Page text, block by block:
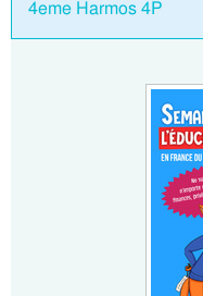
4eme Harmos 4P